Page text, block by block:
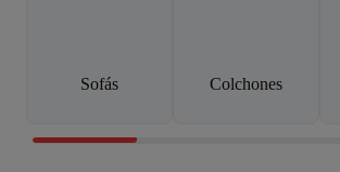
Sofás Colchones